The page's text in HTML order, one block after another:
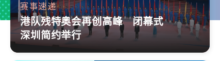
赛事速递
港队残特奥会再创高峰 闭幕式
深圳简约举行